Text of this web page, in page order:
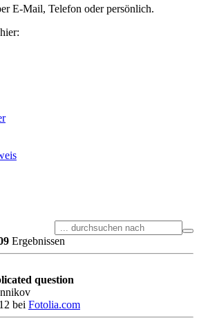
E-Mail, Telefon oder persönlich.
Ergebnissen
question
bei Fotolia.com